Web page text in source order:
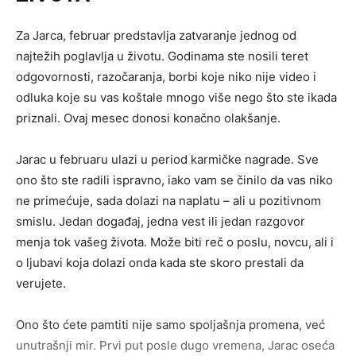
Za Jarca, februar predstavlja zatvaranje jednog od
najtežih poglavlja u životu. Godinama ste nosili teret
odgovornosti, razočaranja, borbi koje niko nije video i
odluka koje su vas koštale mnogo više nego što ste ikada
priznali. Ovaj mesec donosi konačno olakšanje.
Jarac u februaru ulazi u period karmičke nagrade. Sve
ono što ste radili ispravno, iako vam se činilo da vas niko
ne primećuje, sada dolazi na naplatu – ali u pozitivnom
smislu. Jedan događaj, jedna vest ili jedan razgovor
menja tok vašeg života. Može biti reč o poslu, novcu, ali i
o ljubavi koja dolazi onda kada ste skoro prestali da
verujete.
Ono što ćete pamtiti nije samo spoljašnja promena, već
unutrašnji mir. Prvi put posle dugo vremena, Jarac oseća